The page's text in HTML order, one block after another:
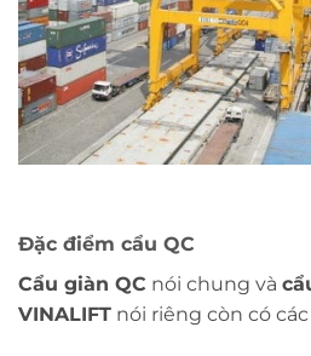
Đặc điểm cẩu QC
Cẩu giàn QC nói chung và
VINALIFT nói riêng còn có